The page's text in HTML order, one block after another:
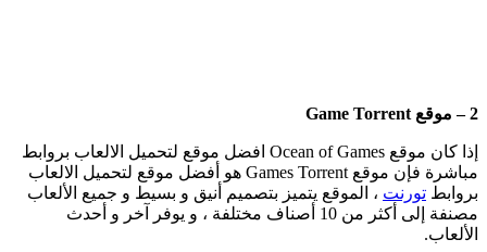
2 – موقع Game Torrent
إذا كان موقع Ocean of Games افضل موقع لتحميل الالعاب بروابط
مباشرة فإن موقع Games Torrent هو أفضل موقع لتحميل الالعاب
بروابط تورنت ، الموقع يتميز بتصميم أنيق و بسيط و جميع الألعاب
مصنفة إلى أكثر من 10 أصناف مختلفة ، و يوفر آخر و أحدث
الألعاب.